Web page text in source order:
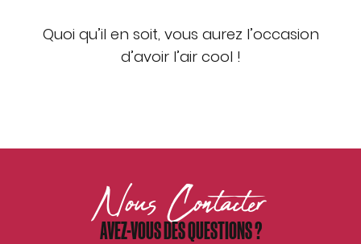
Quoi qu’il en soit, vous aurez l’occasion
d’avoir l’air cool !
Nous Contacter
AVEZ-VOUS DES QUESTIONS ?